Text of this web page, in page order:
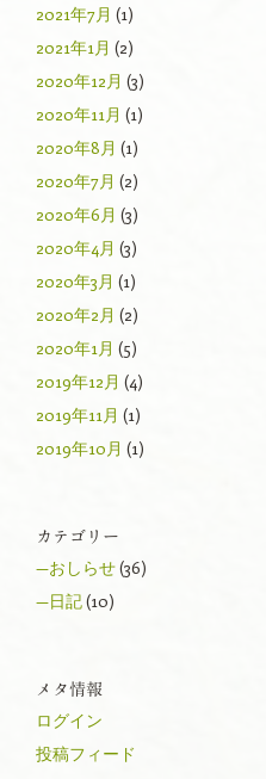
2021年7月 (1)
2021年1月 (2)
2020年12月 (3)
2020年11月 (1)
2020年8月 (1)
2020年7月 (2)
2020年6月 (3)
2020年4月 (3)
2020年3月 (1)
2020年2月 (2)
2020年1月 (5)
2019年12月 (4)
2019年11月 (1)
2019年10月 (1)
カテゴリー
—おしらせ(36)
—日記(10)
メタ情報
ログイン
投稿フィード